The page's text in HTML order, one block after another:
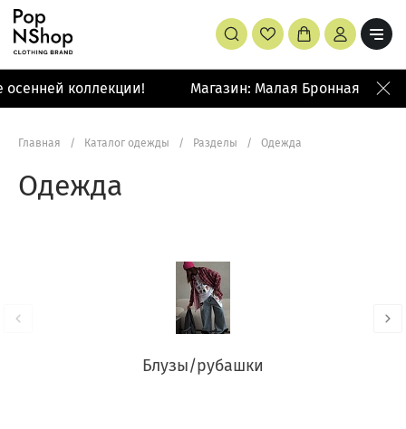
коллекции! Магазин: Малая Бронная 42/14
Главная / Каталог одежды / Разделы / Одежда
Одежда
Блузы/рубашки